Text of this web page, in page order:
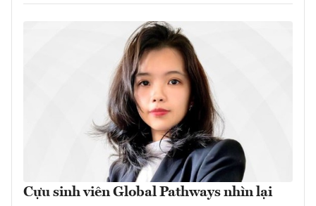
Cựu sinh viên Global Pathways nhìn lại